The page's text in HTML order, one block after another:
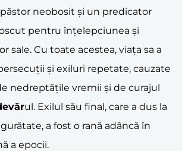
neobosit și un predicator
pentru înțelepciunea și
sale. Cu toate acestea, viața sa a
și exiluri repetate, cauzate
nedreptățile vremii și de curajul
ul. Exilul său final, care a dus la
a fost o rană adâncă în
a epocii.